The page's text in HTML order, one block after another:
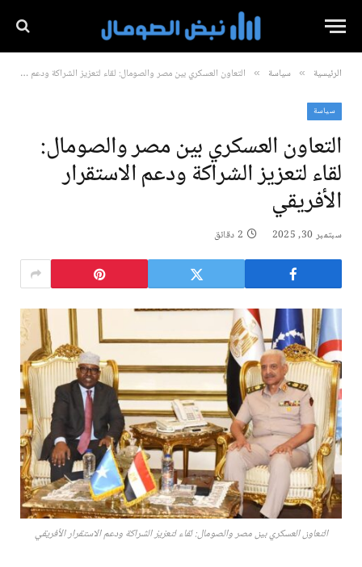
الرئيسية » سياسة » التعاون العسكري بين مصر والصومال: لقاء لتعزيز الشراكة ودعم الاستقرار الأفريقي
سياسة
التعاون العسكري بين مصر والصومال:
لقاء لتعزيز الشراكة ودعم الاستقرار
الأفريقي
سبتمبر 30, 2025 2 دقائق
التعاون العسكري بين مصر والصومال: لقاء لتعزيز الشراكة ودعم الاستقرار الأفريقي